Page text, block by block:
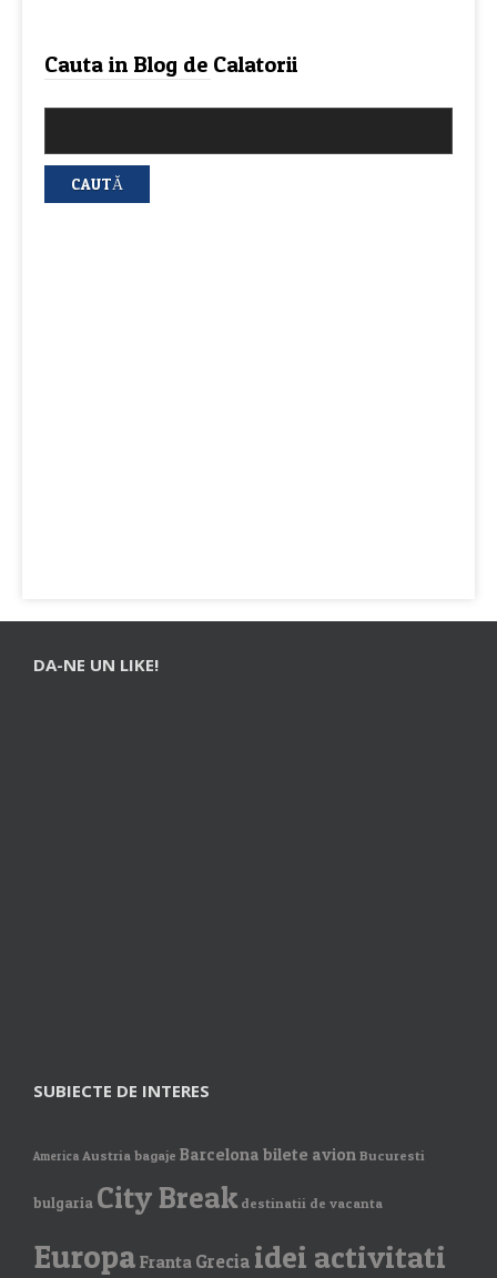
Cauta in Blog de Calatorii
DA-NE UN LIKE!
SUBIECTE DE INTERES
America Austria bagaje Barcelona bilete avion Bucuresti
bulgaria City Break destinatii de vacanta
Europa Franta Grecia idei activitati